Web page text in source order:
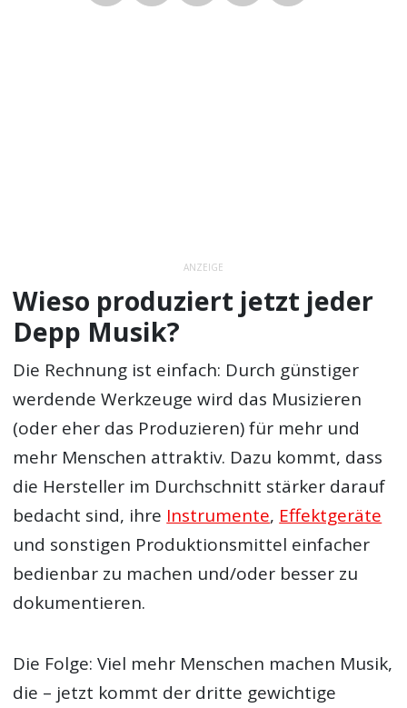
ANZEIGE
Wieso produziert jetzt jeder
Depp Musik?
Die Rechnung ist einfach: Durch günstiger
werdende Werkzeuge wird das Musizieren
(oder eher das Produzieren) für mehr und
mehr Menschen attraktiv. Dazu kommt, dass
die Hersteller im Durchschnitt stärker darauf
bedacht sind, ihre Instrumente, Effektgeräte
und sonstigen Produktionsmittel einfacher
bedienbar zu machen und/oder besser zu
dokumentieren.
Die Folge: Viel mehr Menschen machen Musik,
die – jetzt kommt der dritte gewichtige